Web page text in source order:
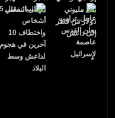
يعلن القدس عاصمة لإٍسرائيل